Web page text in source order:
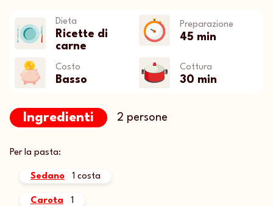
Dieta
Ricette di
carne
Preparazione
45 min
Costo
Basso
Cottura
30 min
Ingredienti 2 persone
Per la pasta:
Sedano 1 costa
Carota 1